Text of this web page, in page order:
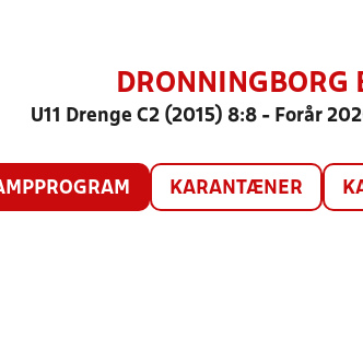
DRONNINGBORG
U11 Drenge C2 (2015) 8:8 - Forår
KARANTÆNER